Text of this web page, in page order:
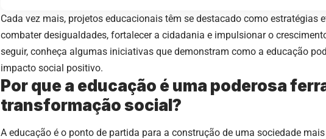
Cada vez mais, projetos educacionais têm se destacado como estratégias
combater desigualdades, fortalecer a cidadania e impulsionar o
seguir, conheça algumas iniciativas que demonstram como a educação
impacto social positivo.
Por que a educação é uma poderosa
transformação social?
A educação é o ponto de partida para a construção de uma sociedade